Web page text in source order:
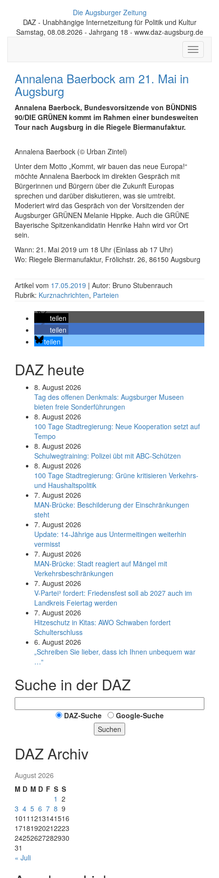
Die Augsburger Zeitung
DAZ - Unabhängige Internetzeitung für Politik und Kultur
Samstag, 08.08.2026 - Jahrgang 18 - www.daz-augsburg.de
Toggle
Annalena Baerbock am 21. Mai in
Augsburg
Annalena Baerbock, Bundesvorsitzende von BÜNDNIS
90/DIE GRÜNEN kommt im Rahmen einer bundesweiten
Tour nach Augsburg in die Riegele Biermanufaktur.
Annalena Baerbock (© Urban Zintel)
Unter dem Motto „Kommt, wir bauen das neue Europa!“
möchte Annalena Baerbock im direkten Gespräch mit
Bürgerinnen und Bürgern über die Zukunft Europas
sprechen und darüber diskutieren, was sie umtreibt.
Moderiert wird das Gespräch von der Vorsitzenden der
Augsburger GRÜNEN Melanie Hippke. Auch die GRÜNE
Bayerische Spitzenkandidatin Henrike Hahn wird vor Ort
sein.
Wann: 21. Mai 2019 um 18 Uhr (Einlass ab 17 Uhr)
Wo: Riegele Biermanufaktur, Frölichstr. 26, 86150 Augsburg
Artikel vom 17.05.2019 | Autor: Bruno Stubenrauch
Rubrik: Kurznachrichten, Parteien
teilen
teilen
teilen
DAZ heute
8. August 2026
Tag des offenen Denkmals: Augsburger Museen
bieten freie Sonderführungen
8. August 2026
100 Tage Stadtregierung: Neue Kooperation setzt auf
Tempo
8. August 2026
Schul­weg­trai­ning: Poli­zei übt mit ABC-Schüt­zen
8. August 2026
100 Tage Stadtregierung: Grüne kritisieren Verkehrs-
und Haushaltspolitik
7. August 2026
MAN-Brücke: Beschilderung der Einschränkungen
steht
7. August 2026
Update: 14-Jährige aus Untermeitingen weiterhin
vermisst
7. August 2026
MAN-Brücke: Stadt reagiert auf Mängel mit
Verkehrsbeschränkungen
7. August 2026
V-Partei­³ fordert: Friedens­fest soll ab 2027 auch im
Land­kreis Feier­tag werden
7. August 2026
Hitzeschutz in Kitas: AWO Schwaben fordert
Schulterschluss
6. August 2026
„Schreiben Sie lieber, dass ich Ihnen unbequem war
…“
Suche in der DAZ
DAZ-Suche
Google-Suche
Suchen
DAZ Archiv
August 2026
M D M D F S S
1 2
3 4 5 6 7 8 9
1011 1213141516
17181920212223
24252627282930
31
« Juli